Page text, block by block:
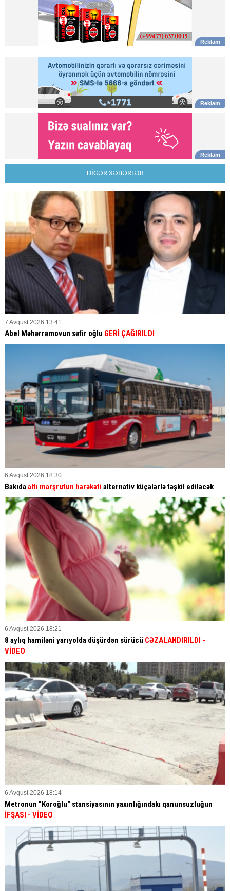
DİGƏR XƏBƏRLƏR
7 Avqust 2026 13:41
Abel Məhərrəmovun səfir oğlu GERİ ÇAĞIRILDI
6 Avqust 2026 18:30
Bakıdaaltı marşrutun hərəkəti alternativ küçələrlə təşkil ediləcək
6 Avqust 2026 18:21
8 aylıq hamiləni yarıyolda düşürdən sürücü CƏZALANDIRILDI -
VİDEO
6 Avqust 2026 18:14
Metronun "Koroğlu" stansiyasının yaxınlığındakı qanunsuzluğun
İFŞASI - VİDEO